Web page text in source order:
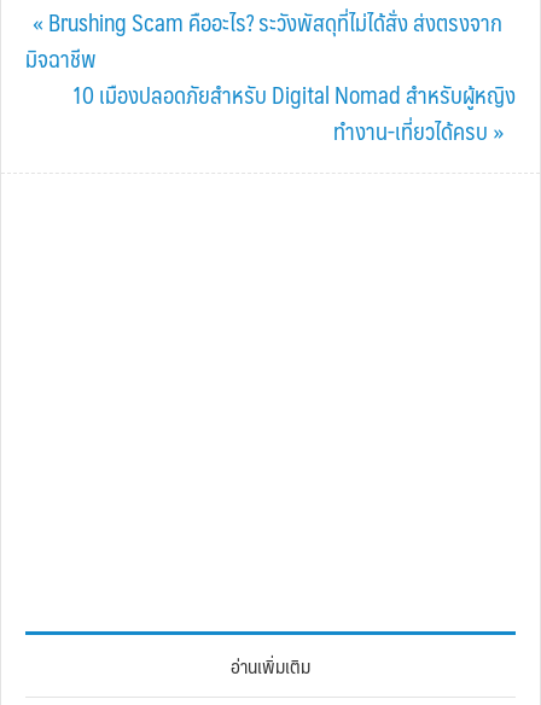
Previous
Post:
« Brushing Scam คืออะไร? ระวังพัสดุที่ไม่ได้สั่ง ส่งตรงจาก
มิจฉาชีพ
Next
10 เมืองปลอดภัยสำหรับ Digital Nomad สำหรับผู้หญิง
ทำงาน-เที่ยวได้ครบ »
อ่านเพิ่มเติม